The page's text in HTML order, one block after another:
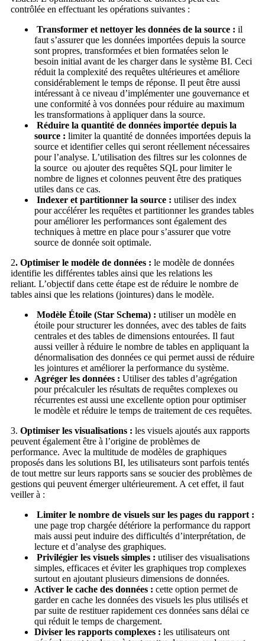
contrôlée en effectuant les opérations suivantes :
Transformer et nettoyer les données de la source : il
faut s’assurer que les données importées depuis la source
sont propres, transformées et bien formatées selon le
besoin initial avant de les charger dans le système BI. Ceci
réduit la complexité des requêtes ultérieures et améliore
considérablement le temps de réponse. Il peut être aussi
intéressant à ce niveau d’implémenter une gouvernance et
une conformité à vos données pour réduire au maximum
les transformations à appliquer dans la source.
Réduire la quantité de données importée depuis la
source : limiter la quantité de données importées depuis la
source et identifier celles qui seront réellement nécessaires
pour l’analyse. L’utilisation des filtres sur les colonnes de
la source ou ajouter des requêtes SQL pour limiter le
nombre de lignes et colonnes peuvent être des pratiques
utiles dans ce cas.
Indexer et partitionner la source : utiliser des index
pour accélérer les requêtes et partitionner les grandes tables
pour améliorer les performances sont également des
techniques à mettre en place pour s’assurer que votre
source de donnée soit optimale.
2. Optimiser le modèle de données : le modèle de données
identifie les différentes tables ainsi que les relations les
reliant. L’objectif dans cette étape est de réduire le nombre de
tables ainsi que les relations (jointures) dans le modèle.
Modèle Étoile (Star Schema) : utiliser un modèle en
étoile pour structurer les données, avec des tables de faits
centrales et des tables de dimensions entourées. Il faut
aussi veiller à réduire le nombre de tables en appliquant la
dénormalisation des données ce qui permet aussi de réduire
les jointures et améliorer la performance du système.
Agréger les données : Utiliser des tables d’agrégation
pour précalculer les résultats de requêtes complexes ou
récurrentes est aussi une excellente option pour optimiser
le modèle et réduire le temps de traitement de ces requêtes.
3. Optimiser les visualisations : les visuels ajoutés aux rapports
peuvent également être à l’origine de problèmes de
performance. Avec la multitude de modèles de graphiques
proposés dans les solutions BI, les utilisateurs sont parfois tentés
de tout mettre sur leurs rapports sans se soucier des problèmes de
gestions qui peuvent émerger ultérieurement. A cet effet, il faut
veiller à :
Limiter le nombre de visuels sur les pages du rapport :
une page trop chargée détériore la performance du rapport
mais aussi peut induire des difficultés d’interprétation, de
lecture et d’analyse des graphiques.
Privilégier les visuels simples : utiliser des visualisations
simples, efficaces et éviter les graphiques trop complexes
surtout en ajoutant plusieurs dimensions de données.
Activer le cache des données : cette option permet de
garder en cache les données des visuels les plus utilisés et
par suite de restituer rapidement ces données sans délai ce
qui réduit le temps de chargement.
Diviser les rapports complexes : les utilisateurs ont